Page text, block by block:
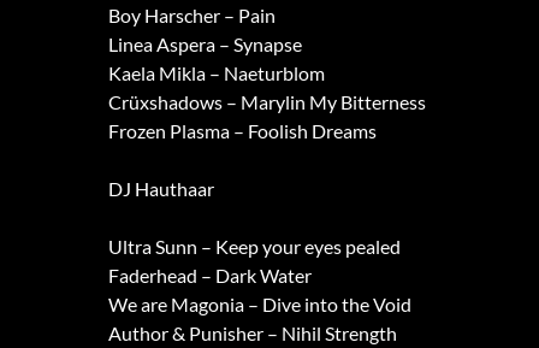
Boy Harscher – Pain
Linea Aspera – Synapse
Kaela Mikla – Naeturblom
Crüxshadows – Marylin My Bitterness
Frozen Plasma – Foolish Dreams
DJ Hauthaar
Ultra Sunn – Keep your eyes pealed
Faderhead – Dark Water
We are Magonia – Dive into the Void
Author & Punisher – Nihil Strength